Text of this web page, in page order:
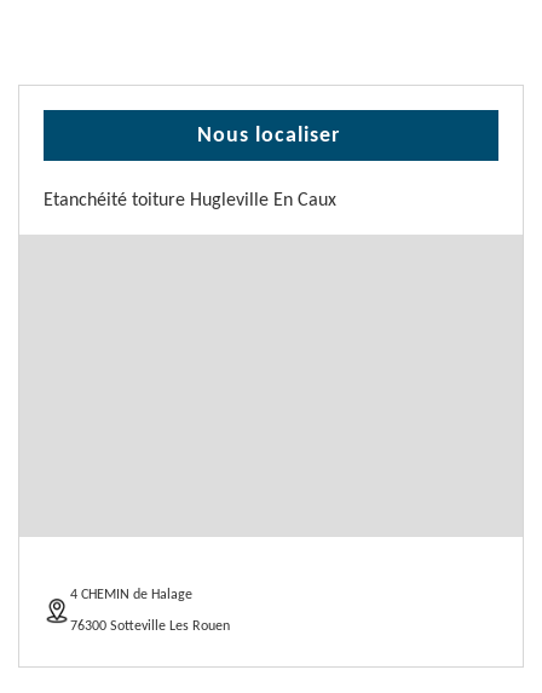
Nous localiser
Etanchéité toiture Hugleville En Caux
4 CHEMIN de Halage
76300 Sotteville Les Rouen